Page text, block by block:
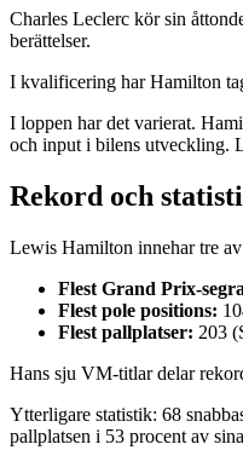
Charles Leclerc kör sin
berättelser.
I kvalificering har Hamilton
I loppen har det varierat.
och input i bilens utveckling.
Rekord och
Lewis Hamilton innehar tre
Flest Grand Prix-
Flest pole positions:
Flest pallplatser: 203
Hans sju VM-titlar delar
Ytterligare statistik: 68
pallplatsen i 53 procent av